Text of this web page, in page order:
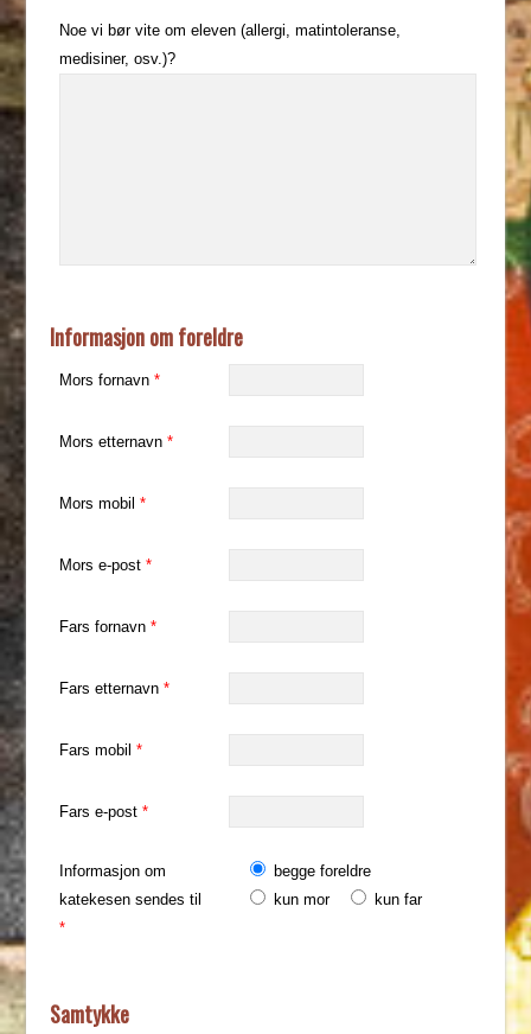
Noe vi bør vite om eleven (allergi, matintoleranse,
medisiner, osv.)?
Informasjon om foreldre
Mors fornavn*
Mors etternavn*
Mors mobil*
Mors e-post*
Fars fornavn*
Fars etternavn*
Fars mobil*
Fars e-post*
Informasjon om
katekesen sendes til
*
begge foreldre
kun mor
kun far
Samtykke